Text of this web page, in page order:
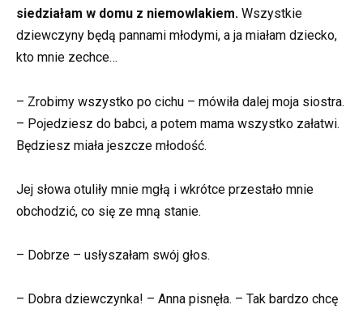
siedziałam w domu z niemowlakiem. Wszystkie
dziewczyny będą pannami młodymi, a ja miałam dziecko,
kto mnie zechce…
– Zrobimy wszystko po cichu – mówiła dalej moja siostra.
– Pojedziesz do babci, a potem mama wszystko załatwi.
Będziesz miała jeszcze młodość.
Jej słowa otuliły mnie mgłą i wkrótce przestało mnie
obchodzić, co się ze mną stanie.
– Dobrze – usłyszałam swój głos.
– Dobra dziewczynka! – Anna pisnęła. – Tak bardzo chcę